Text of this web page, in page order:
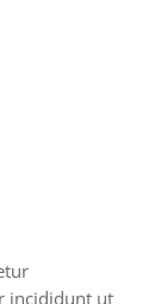
incididunt ut